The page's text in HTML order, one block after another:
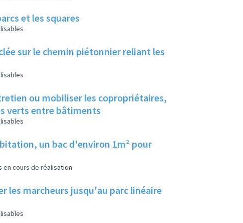
et les squares
sur le chemin piétonnier reliant les
ou mobiliser les copropriétaires,
verts entre bâtiments
un bac d'environ 1m² pour
en cours de réalisation
les marcheurs jusqu'au parc linéaire